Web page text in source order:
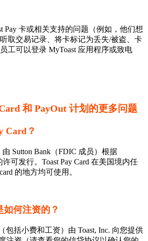
Pay 卡或相关支持的问题（例如，他们想
取交易记录、将卡标记为丢失/被盗、卡
工可以登录 MyToast 应用程序或致电
和 PayOut 计划的更多问题
Card？
由 Sutton Bank（FDIC 成员）根据
许可发行。Toast Pay Card 在美国境内任
的地方均可使用。
如何注资的？
包括小费和工资）由 Toast, Inc. 向您提供